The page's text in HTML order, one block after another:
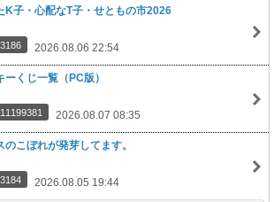
K子・心配なT子・せともの市2026
2026.08.06 22:54
ーくじ一覧（PC版）
2026.08.07 08:35
のこぼれが発芽してます。
2026.08.05 19:44